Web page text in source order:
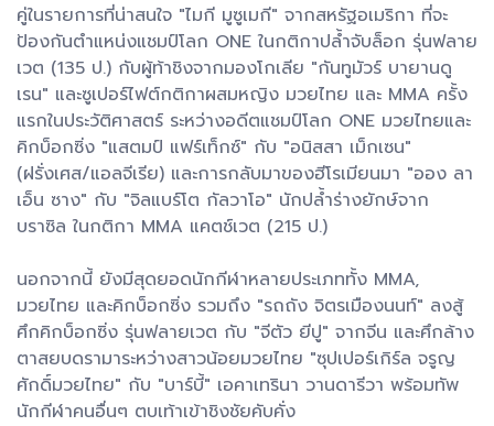
คู่ในรายการที่น่าสนใจ "ไมกี มูซูเมกี" จากสหรัฐอเมริกา ที่จะ
ป้องกันตำแหน่งแชมป์โลก ONE ในกติกาปล้ำจับล็อก รุ่นฟลาย
เวต (135 ป.) กับผู้ท้าชิงจากมองโกเลีย "กันทูมัวร์ บายานดู
เรน" และซูเปอร์ไฟต์กติกาผสมหญิง มวยไทย และ MMA ครั้ง
แรกในประวัติศาสตร์ ระหว่างอดีตแชมป์โลก ONE มวยไทยและ
คิกบ็อกซิ่ง "แสตมป์ แฟร์เท็กซ์" กับ "อนิสสา เม็กเซน"
(ฝรั่งเศส/แอลจีเรีย) และการกลับมาของฮีโรเมียนมา "ออง ลา
เอ็น ซาง" กับ "จิลแบร์โต กัลวาโอ" นักปล้ำร่างยักษ์จาก
บราซิล ในกติกา MMA แคตช์เวต (215 ป.)
นอกจากนี้ ยังมีสุดยอดนักกีฬาหลายประเภททั้ง MMA,
มวยไทย และคิกบ็อกซิ่ง รวมถึง "รถถัง จิตรเมืองนนท์" ลงสู้
ศึกคิกบ็อกซิ่ง รุ่นฟลายเวต กับ "จีตัว ยีปู" จากจีน และศึกล้าง
ตาสยบดรามาระหว่างสาวน้อยมวยไทย "ซุปเปอร์เกิร์ล จรูญ
ศักดิ์มวยไทย" กับ "บาร์บี้" เอคาเทรินา วานดารีวา พร้อมทัพ
นักกีฬาคนอื่นๆ ตบเท้าเข้าชิงชัยคับคั่ง